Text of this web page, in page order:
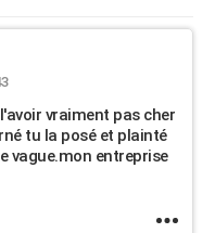
vraiment pas cher
tu la posé et plainté
vague.mon entreprise